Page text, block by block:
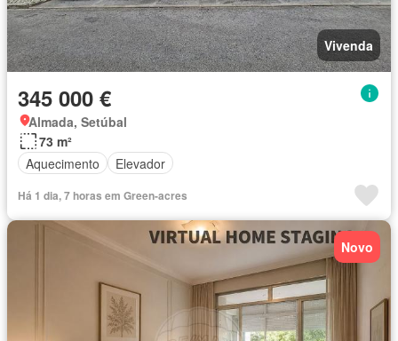
Vivenda
345 000 €
Almada, Setúbal
73 m²
Aquecimento
Elevador
Há 1 dia, 7 horas em Green-acres
Novo